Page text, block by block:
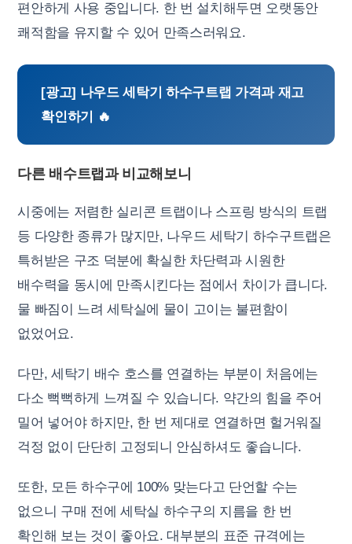
편안하게 사용 중입니다. 한 번 설치해두면 오랫동안
쾌적함을 유지할 수 있어 만족스러워요.
[광고] 나우드 세탁기 하수구트랩 가격과 재고
확인하기 🔥
다른 배수트랩과 비교해보니
시중에는 저렴한 실리콘 트랩이나 스프링 방식의 트랩
등 다양한 종류가 많지만, 나우드 세탁기 하수구트랩은
특허받은 구조 덕분에 확실한 차단력과 시원한
배수력을 동시에 만족시킨다는 점에서 차이가 큽니다.
물 빠짐이 느려 세탁실에 물이 고이는 불편함이
없었어요.
다만, 세탁기 배수 호스를 연결하는 부분이 처음에는
다소 뻑뻑하게 느껴질 수 있습니다. 약간의 힘을 주어
밀어 넣어야 하지만, 한 번 제대로 연결하면 헐거워질
걱정 없이 단단히 고정되니 안심하셔도 좋습니다.
또한, 모든 하수구에 100% 맞는다고 단언할 수는
없으니 구매 전에 세탁실 하수구의 지름을 한 번
확인해 보는 것이 좋아요. 대부분의 표준 규격에는